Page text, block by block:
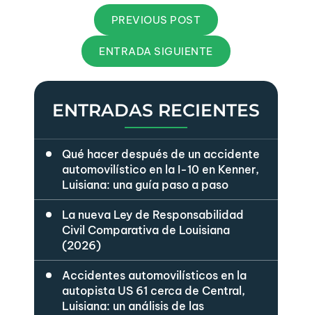
PREVIOUS POST
ENTRADA SIGUIENTE
ENTRADAS RECIENTES
Qué hacer después de un accidente
automovilístico en la I-10 en Kenner,
Luisiana: una guía paso a paso
La nueva Ley de Responsabilidad
Civil Comparativa de Louisiana
(2026)
Accidentes automovilísticos en la
autopista US 61 cerca de Central,
Luisiana: un análisis de las